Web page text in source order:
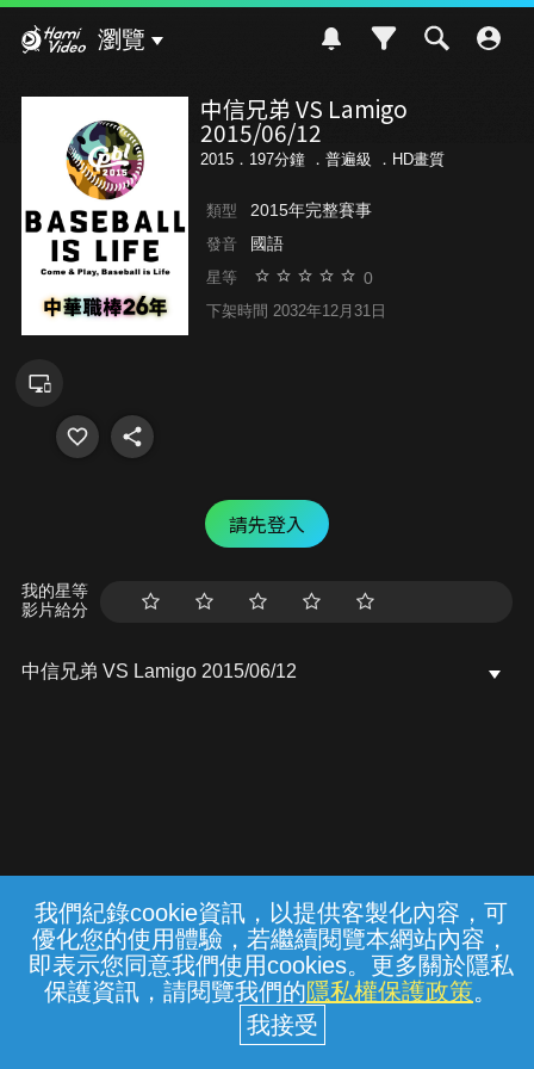
我們紀錄cookie資訊，以提供客製化內容，可
優化您的使用體驗，若繼續閱覽本網站內容，
即表示您同意我們使用cookies。更多關於隱私
保護資訊，請閱覽我們的隱私權保護政策。
瀏覽
中信兄弟 VS Lamigo
2015/06/12
2015．197分鐘 ． 普遍級 ．HD畫質
類型 2015年完整賽事
發音 國語
星等 0
下架時間 2032年12月31日
請先登入
我的星等
影片給分
中信兄弟 VS Lamigo 2015/06/12
常見問題 線上客服 服務條款 隱私權保護
中華電信股份有限公司個人家庭分公司
(統一編號：96979949) © 2026
{{notifyMsg}}